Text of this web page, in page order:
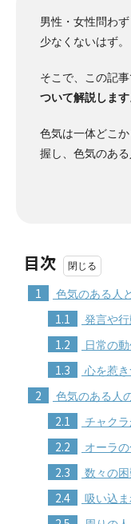
男性・女性問わ
少なくないはず。
そこで、この記
ついて解説します
色気は一体どこ
握し、色気のある
目次
1 色気のある人
1.1 発言や
1.2 日常の
1.3 心を惹
2 色気のある人
2.1 チャク
2.2 オーラ
2.3 数々の
2.4 吸い込